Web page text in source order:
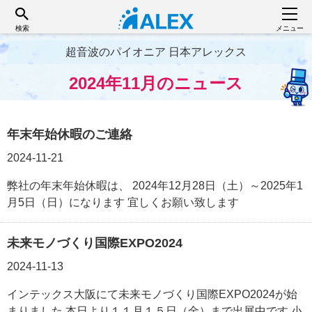
検索 メニュー
超音波のパイオニア 日本アレックス
2024年11月のニュース
年末年始休暇のご連絡
2024-11-21
弊社の年末年始休暇は、 2024年12月28日（土）～2025年1
月5日（日）になります 宜しくお願い致します
未来モノづくり国際EXPO2024
2024-11-13
インテックス大阪にて未来モノづくり国際EXPO2024が始